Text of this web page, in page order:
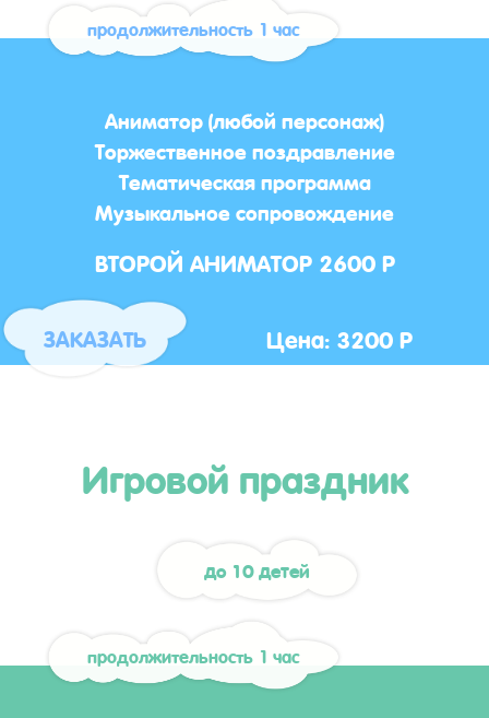
продолжительность 1 час
Аниматор (любой персонаж)
Торжественное поздравление
Тематическая программа
Музыкальное сопровождение
ВТОРОЙ АНИМАТОР 2600 Р
ЗАКАЗАТЬ Цена: 3200 Р
Игровой праздник
до 10 детей
продолжительность 1 час